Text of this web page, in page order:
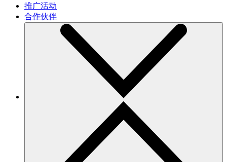
推广活动
合作伙伴